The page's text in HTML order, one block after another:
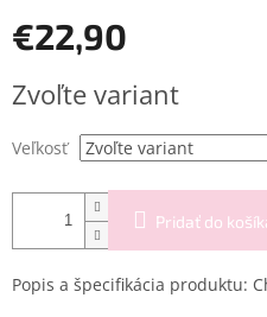
€22,90
cena:
Zvoľte variant
Veľkosť
Pridať do
Popis a špecifikácia produktu: